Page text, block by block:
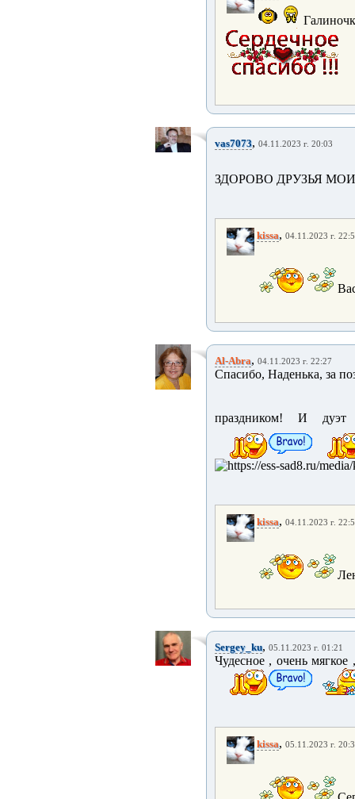
vas7073, 04.11.2023 г. 20:03
ЗДОРОВО ДРУЗЬЯ
kissa, 04.11.2023 г.
Al-Abra, 04.11.2023 г. 22:27
Спасибо, Наденька, за
праздником! И дуэт
kissa, 04.11.2023 г.
Sergey_ku, 05.11.2023 г. 01:21
Чудесное , очень
kissa, 05.11.2023 г.